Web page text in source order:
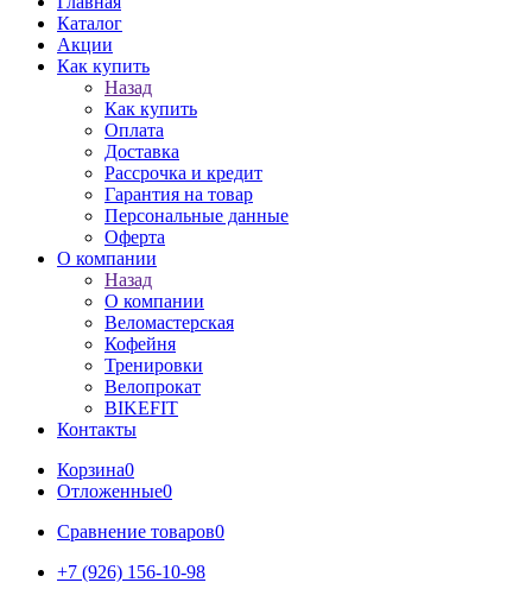
Каталог
Акции
Как купить
Назад
Как купить
Оплата
Доставка
Рассрочка и кредит
Гарантия на товар
Персональные данные
Оферта
О компании
Назад
О компании
Веломастерская
Кофейня
Тренировки
Велопрокат
BIKEFIT
Контакты
Корзина0
Отложенные0
Сравнение товаров0
+7 (926) 156-10-98